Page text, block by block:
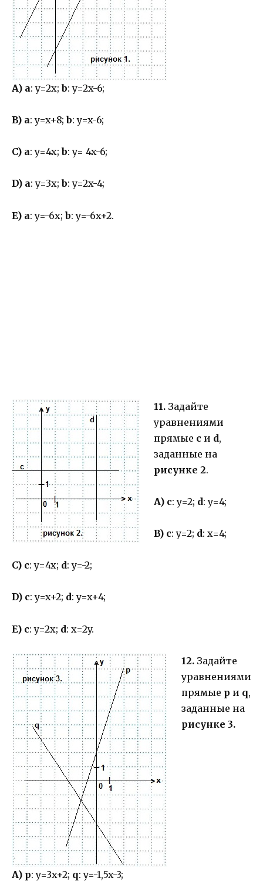
A) a: y=2x;b: y=2x-6;
B) a: y=x+8;b: y=x-6;
C) a: y=4x; b: y= 4x-6;
D) a: y=3x;b: y=2x-4;
E) a: y=-6x;b: y=-6x+2.
11. Задайте
уравнениями
прямые c и d,
заданные на
рисунке 2.
A) c: y=2; d: y=4;
B) c: y=2; d: x=4;
C) c: y=4x; d: y=-2;
D) c: y=x+2; d: y=x+4;
E) c: y=2x; d: x=2y.
12. Задайте
уравнениями
прямые p и q,
заданные на
рисунке 3.
A) p: y=3x+2; q: y=-1,5x-3;